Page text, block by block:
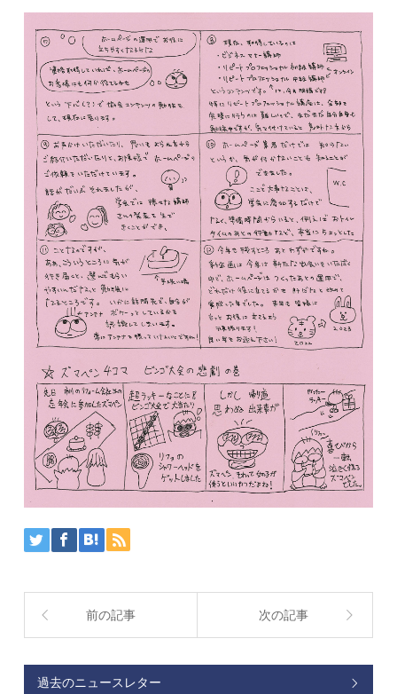
前の記事 次の記事
過去のニュースレター